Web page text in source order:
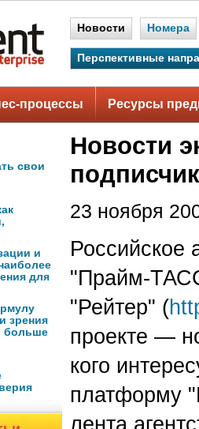
Новости Номера
Перспективные
процессы Ресурсы
свои
и
для
зрения
больше
Новости
23 ноября
Российское
"Прайм-
"Рейтер" (
проекте —
кого
платформу
лента